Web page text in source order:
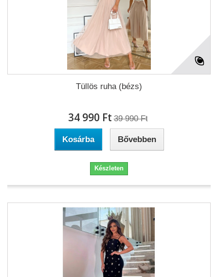
Tüllös ruha (bézs)
34 990 Ft‎ 39 990 Ft‎
Kosárba Bővebben
Készleten